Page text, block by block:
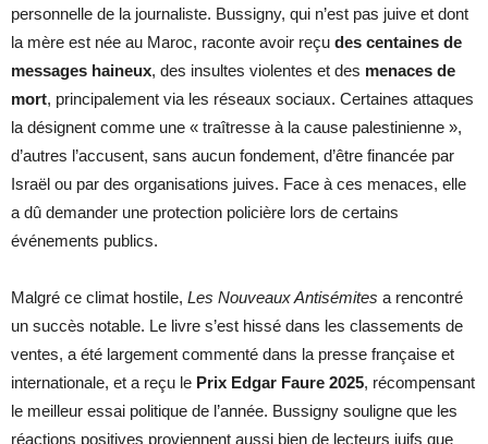
personnelle de la journaliste. Bussigny, qui n’est pas juive et dont
la mère est née au Maroc, raconte avoir reçu des centaines de
messages haineux, des insultes violentes et des menaces de
mort, principalement via les réseaux sociaux. Certaines attaques
la désignent comme une « traîtresse à la cause palestinienne »,
d’autres l’accusent, sans aucun fondement, d’être financée par
Israël ou par des organisations juives. Face à ces menaces, elle
a dû demander une protection policière lors de certains
événements publics.
Malgré ce climat hostile, Les Nouveaux Antisémites a rencontré
un succès notable. Le livre s’est hissé dans les classements de
ventes, a été largement commenté dans la presse française et
internationale, et a reçu le Prix Edgar Faure 2025, récompensant
le meilleur essai politique de l’année. Bussigny souligne que les
réactions positives proviennent aussi bien de lecteurs juifs que